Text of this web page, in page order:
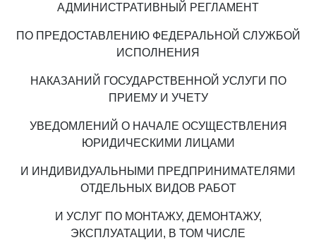
АДМИНИСТРАТИВНЫЙ РЕГЛАМЕНТ
ПО ПРЕДОСТАВЛЕНИЮ ФЕДЕРАЛЬНОЙ СЛУЖБОЙ
ИСПОЛНЕНИЯ
НАКАЗАНИЙ ГОСУДАРСТВЕННОЙ УСЛУГИ ПО
ПРИЕМУ И УЧЕТУ
УВЕДОМЛЕНИЙ О НАЧАЛЕ ОСУЩЕСТВЛЕНИЯ
ЮРИДИЧЕСКИМИ ЛИЦАМИ
И ИНДИВИДУАЛЬНЫМИ ПРЕДПРИНИМАТЕЛЯМИ
ОТДЕЛЬНЫХ ВИДОВ РАБОТ
И УСЛУГ ПО МОНТАЖУ, ДЕМОНТАЖУ,
ЭКСПЛУАТАЦИИ, В ТОМ ЧИСЛЕ